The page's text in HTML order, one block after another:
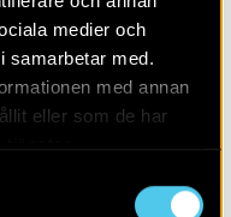
medier och
samarbetar med.
med annan
eller som de har